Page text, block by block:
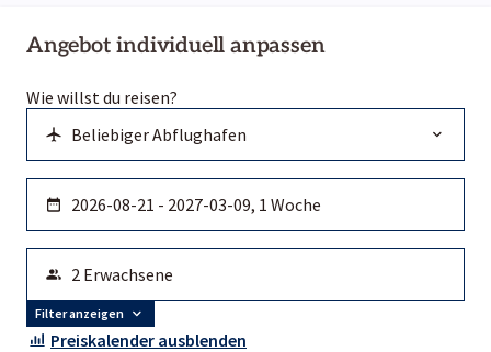
Angebot individuell anpassen
Wie willst du reisen?
Filter anzeigen
Preiskalender ausblenden